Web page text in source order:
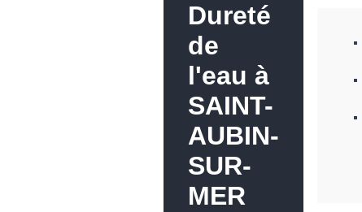
Dureté
de
l'eau à
SAINT-
AUBIN-
SUR-
MER